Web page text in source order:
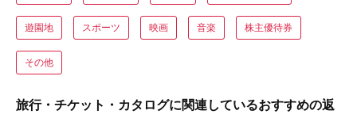
遊園地 スポーツ 映画 音楽 株主優待券
その他
旅行・チケット・カタログに関連しているおすすめの返